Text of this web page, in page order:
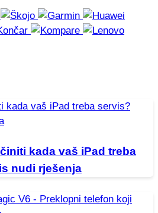
kada vaš iPad treba
nudi rješenja